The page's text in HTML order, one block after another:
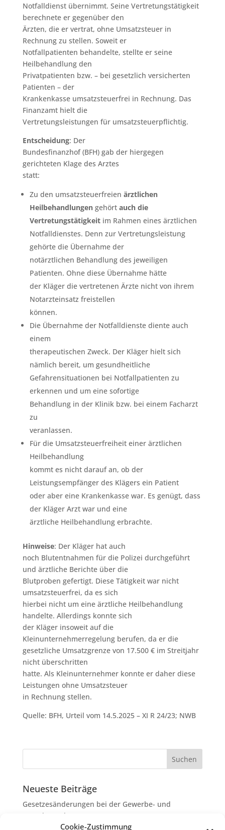
Cookie-Zustimmung
Notfalldienst übernimmt. Seine Vertretungstätigkeit
berechnete er gegenüber den
Ärzten, die er vertrat, ohne Umsatzsteuer in
Rechnung zu stellen. Soweit er
Notfallpatienten behandelte, stellte er seine
Heilbehandlung den
Privatpatienten bzw. – bei gesetzlich versicherten
Patienten – der
Krankenkasse umsatzsteuerfrei in Rechnung. Das
Finanzamt hielt die
Vertretungsleistungen für umsatzsteuerpflichtig.
Entscheidung: Der
Bundesfinanzhof (BFH) gab der hiergegen
gerichteten Klage des Arztes
statt:
Zu den umsatzsteuerfreien ärztlichen
Heilbehandlungengehört auch die
Vertretungstätigkeitim Rahmen eines ärztlichen
Notfalldienstes. Denn zur Vertretungsleistung
gehörte die Übernahme der
notärztlichen Behandlung des jeweiligen
Patienten. Ohne diese Übernahme hätte
der Kläger die vertretenen Ärzte nicht von ihrem
Notarzteinsatz freistellen
können.
Die Übernahme der Notfalldienste diente auch
einem
therapeutischen Zweck. Der Kläger hielt sich
nämlich bereit, um gesundheitliche
Gefahrensituationen bei Notfallpatienten zu
erkennen und um eine sofortige
Behandlung in der Klinik bzw. bei einem Facharzt
zu
veranlassen.
Für die Umsatzsteuerfreiheit einer ärztlichen
Heilbehandlung
kommt es nicht darauf an, ob der
Leistungsempfänger des Klägers ein Patient
oder aber eine Krankenkasse war. Es genügt, dass
der Kläger Arzt war und eine
ärztliche Heilbehandlung erbrachte.
Hinweise: Der Kläger hat auch
noch Blutentnahmen für die Polizei durchgeführt
und ärztliche Berichte über die
Blutproben gefertigt. Diese Tätigkeit war nicht
umsatzsteuerfrei, da es sich
hierbei nicht um eine ärztliche Heilbehandlung
handelte. Allerdings konnte sich
der Kläger insoweit auf die
Kleinunternehmerregelung berufen, da er die
gesetzliche Umsatzgrenze von 17.500 € im Streitjahr
nicht überschritten
hatte. Als Kleinunternehmer konnte er daher diese
Leistungen ohne Umsatzsteuer
in Rechnung stellen.
Quelle: BFH, Urteil vom 14.5.2025 – XI R 24/23; NWB
Neueste Beiträge
Gesetzesänderungen bei der Gewerbe- und
Grunderwerbsteuer